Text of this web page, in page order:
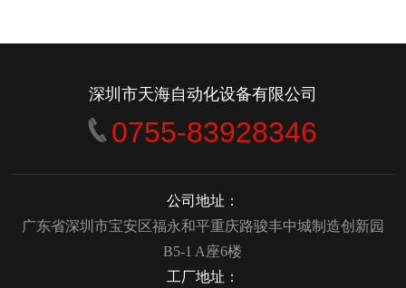
深圳市天海自动化设备有限公司
0755-83928346
公司地址：
广东省深圳市宝安区福永和平重庆路骏丰中城制造创新园
B5-1 A座6楼
工厂地址：